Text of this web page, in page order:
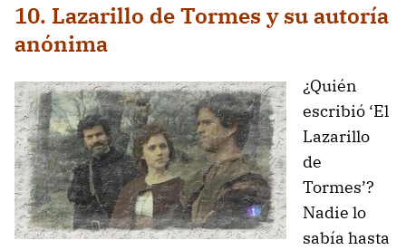
10. Lazarillo de Tormes y su autoría
anónima
¿Quién
escribió ‘El
Lazarillo
de
Tormes’?
Nadie lo
sabía hasta